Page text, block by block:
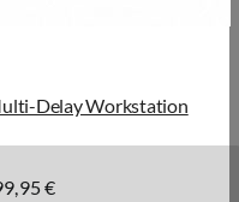
Delay Workstation
€